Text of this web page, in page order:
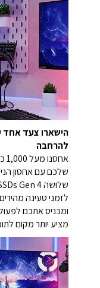
להרחבה
לזמני טעינה
מציע יותר מקום